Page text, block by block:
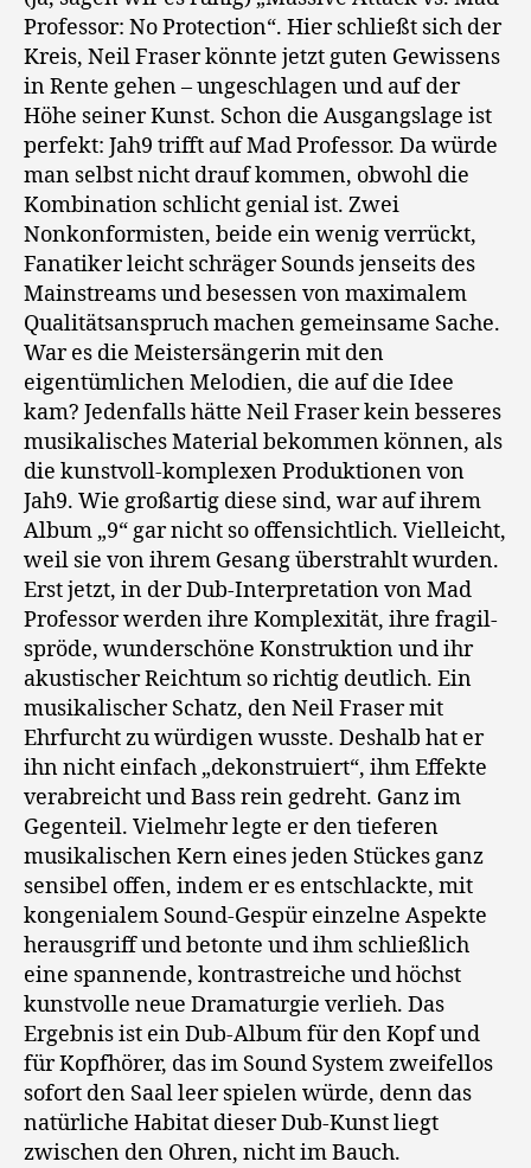
Professor: No Protection“. Hier schließt sich der
Kreis, Neil Fraser könnte jetzt guten Gewissens
in Rente gehen – ungeschlagen und auf der
Höhe seiner Kunst. Schon die Ausgangslage ist
perfekt: Jah9 trifft auf Mad Professor. Da würde
man selbst nicht drauf kommen, obwohl die
Kombination schlicht genial ist. Zwei
Nonkonformisten, beide ein wenig verrückt,
Fanatiker leicht schräger Sounds jenseits des
Mainstreams und besessen von maximalem
Qualitätsanspruch machen gemeinsame Sache.
War es die Meistersängerin mit den
eigentümlichen Melodien, die auf die Idee
kam? Jedenfalls hätte Neil Fraser kein besseres
musikalisches Material bekommen können, als
die kunstvoll-komplexen Produktionen von
Jah9. Wie großartig diese sind, war auf ihrem
Album „9“ gar nicht so offensichtlich. Vielleicht,
weil sie von ihrem Gesang überstrahlt wurden.
Erst jetzt, in der Dub-Interpretation von Mad
Professor werden ihre Komplexität, ihre fragil-
spröde, wunderschöne Konstruktion und ihr
akustischer Reichtum so richtig deutlich. Ein
musikalischer Schatz, den Neil Fraser mit
Ehrfurcht zu würdigen wusste. Deshalb hat er
ihn nicht einfach „dekonstruiert“, ihm Effekte
verabreicht und Bass rein gedreht. Ganz im
Gegenteil. Vielmehr legte er den tieferen
musikalischen Kern eines jeden Stückes ganz
sensibel offen, indem er es entschlackte, mit
kongenialem Sound-Gespür einzelne Aspekte
herausgriff und betonte und ihm schließlich
eine spannende, kontrastreiche und höchst
kunstvolle neue Dramaturgie verlieh. Das
Ergebnis ist ein Dub-Album für den Kopf und
für Kopfhörer, das im Sound System zweifellos
sofort den Saal leer spielen würde, denn das
natürliche Habitat dieser Dub-Kunst liegt
zwischen den Ohren, nicht im Bauch.